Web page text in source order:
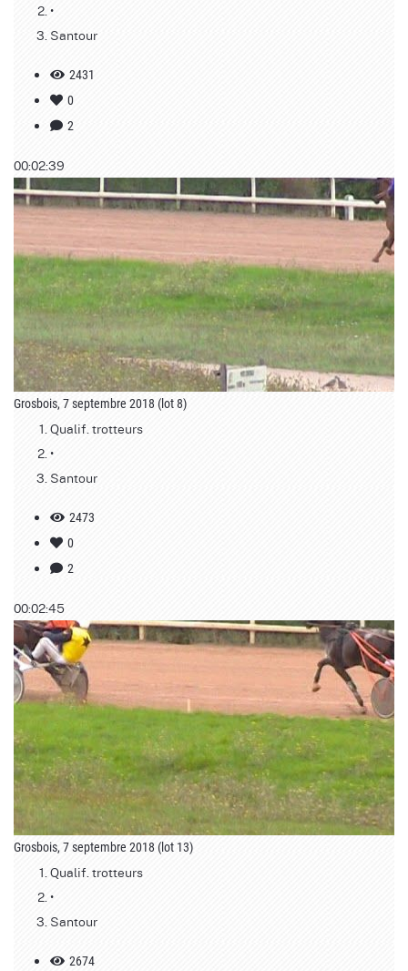
•
Santour
2431
0
2
00:02:39
Grosbois, 7 septembre 2018 (lot 8)
Qualif. trotteurs
•
Santour
2473
0
2
00:02:45
Grosbois, 7 septembre 2018 (lot 13)
Qualif. trotteurs
•
Santour
2674